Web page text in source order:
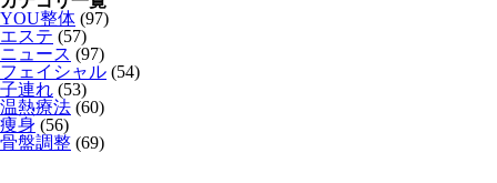
YOU整体 (97)
エステ (57)
ニュース (97)
フェイシャル (54)
子連れ (53)
温熱療法 (60)
痩身 (56)
骨盤調整 (69)